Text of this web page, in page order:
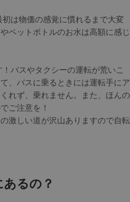
は物価の感覚に慣れるまで大変
ペットボトルのお水は高額に感じ
バスやタクシーの運転が荒いこ
、バスに乗るときには運転手にア
れず、乗れません。また、ほんの
ご注意を！
激しい道が沢山ありますので自転
るの？